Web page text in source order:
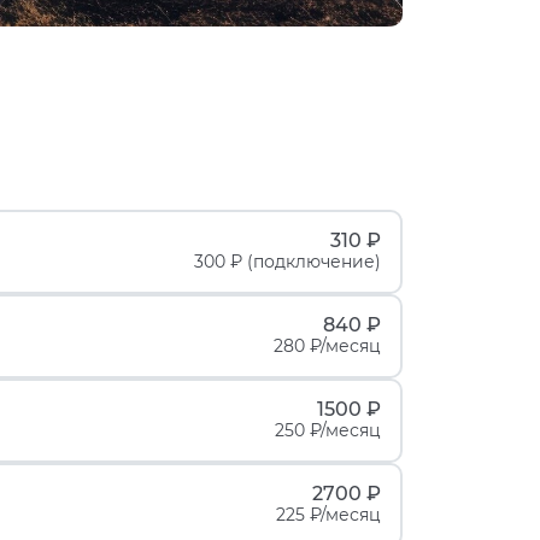
310 ₽
300 ₽ (подключение)
840 ₽
280 ₽/месяц
1500 ₽
250 ₽/месяц
2700 ₽
225 ₽/месяц